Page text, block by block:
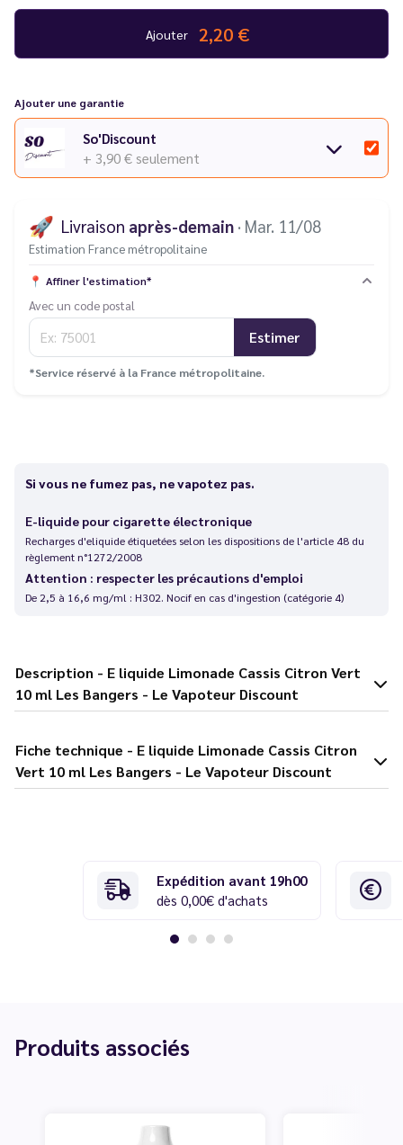
Ajouter 2,20 €
Ajouter une garantie
So'Discount
+ 3,90 € seulement
🚀 Livraison après-demain · Mar. 11/08
Estimation France métropolitaine
📍 Affiner l'estimation*
Avec un code postal
Estimer
*Service réservé à la France métropolitaine.
Si vous ne fumez pas, ne vapotez pas.
E-liquide pour cigarette électronique
Recharges d'eliquide étiquetées selon les dispositions de l'article 48 du
règlement n°1272/2008
Attention : respecter les précautions d'emploi
De 2,5 à 16,6 mg/ml : H302. Nocif en cas d'ingestion (catégorie 4)
Description - E liquide Limonade Cassis Citron Vert
10 ml Les Bangers - Le Vapoteur Discount
Fiche technique - E liquide Limonade Cassis Citron
Vert 10 ml Les Bangers - Le Vapoteur Discount
Expédition avant 19h00
dès 0,00€ d'achats
Produits associés